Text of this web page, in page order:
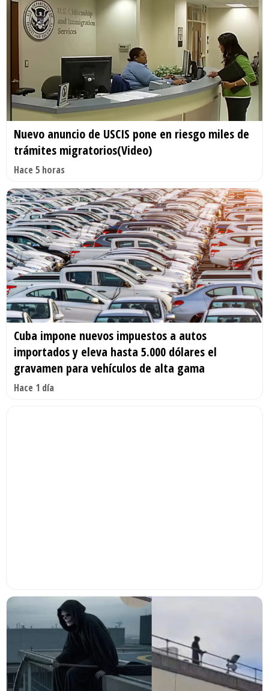
Nuevo anuncio de USCIS pone en riesgo miles de
trámites migratorios(Video)
Hace 5 horas
Cuba impone nuevos impuestos a autos
importados y eleva hasta 5.000 dólares el
gravamen para vehículos de alta gama
Hace 1 día